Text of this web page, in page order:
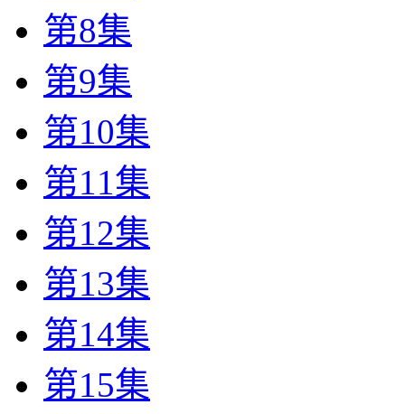
第8集
第9集
第10集
第11集
第12集
第13集
第14集
第15集